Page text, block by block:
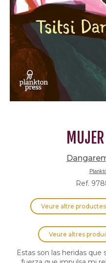
Ref.
Veure altre
Veure altres
Estas son las heridas que